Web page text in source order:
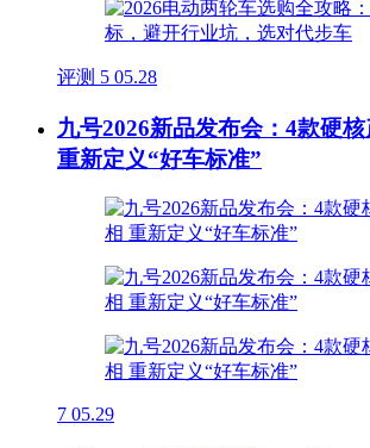
评测 5 05.28
九号2026新品发布会：4款硬
重新定义“好车标准”
7 05.29